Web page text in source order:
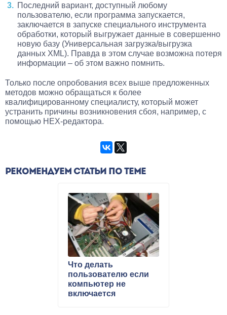
Последний вариант, доступный любому
пользователю, если программа запускается,
заключается в запуске специального инструмента
обработки, который выгружает данные в совершенно
новую базу (Универсальная загрузка/выгрузка
данных XML). Правда в этом случае возможна потеря
информации – об этом важно помнить.
Только после опробования всех выше предложенных
методов можно обращаться к более
квалифицированному специалисту, который может
устранить причины возникновения сбоя, например, с
помощью HEX-редактора.
РЕКОМЕНДУЕМ СТАТЬИ ПО ТЕМЕ
Что делать
пользователю если
компьютер не
включается